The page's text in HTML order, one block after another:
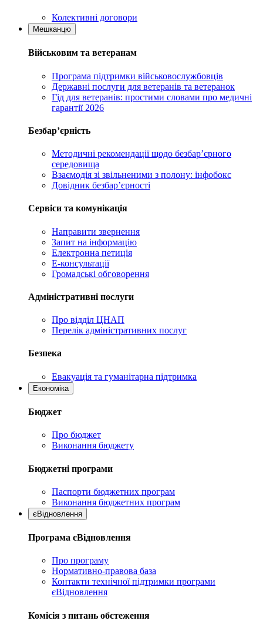
Колективні договори
Мешканцю
Військовим та ветеранам
Програма підтримки військовослужбовців
Державні послуги для ветеранів та ветеранок
Гід для ветеранів: простими словами про медичні
гарантії 2026
Безбар’єрність
Методичні рекомендації щодо безбар’єрного
середовища
Взаємодія зі звільненими з полону: інфобокс
Довідник безбар’єрності
Сервіси та комунікація
Направити звернення
Запит на інформацію
Електронна петиція
Е-консультації
Громадські обговорення
Адміністративні послуги
Про відділ ЦНАП
Перелік адміністративних послуг
Безпека
Евакуація та гуманітарна підтримка
Економіка
Бюджет
Про бюджет
Виконання бюджету
Бюджетні програми
Паспорти бюджетних програм
Виконання бюджетних програм
єВідновлення
Програма єВідновлення
Про програму
Нормативно-правова база
Контакти технічної підтримки програми
єВідновлення
Комісія з питань обстеження